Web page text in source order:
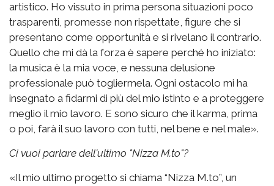
artistico. Ho vissuto in prima persona situazioni poco
trasparenti, promesse non rispettate, figure che si
presentano come opportunità e si rivelano il contrario.
Quello che mi dà la forza è sapere perché ho iniziato:
la musica è la mia voce, e nessuna delusione
professionale può togliermela. Ogni ostacolo mi ha
insegnato a fidarmi di più del mio istinto e a proteggere
meglio il mio lavoro. E sono sicuro che il karma, prima
o poi, farà il suo lavoro con tutti, nel bene e nel male».
Ci vuoi parlare dell'ultimo "Nizza M.to"?
«Il mio ultimo progetto si chiama “Nizza M.to”, un